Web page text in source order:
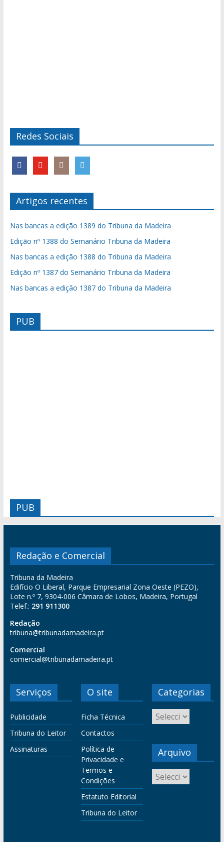
Redes Sociais
Artigos recentes
Nas bancas a edição 1389 do Tribuna da Madeira
Edição nº 1388 do Semanário Tribuna da Madeira
Nas bancas a edição 1388 do Tribuna da Madeira
Edição nº 1387 do Semanário Tribuna da Madeira
Nas bancas a edição 1387 do Tribuna da Madeira
PUB
PUB
Redação e Comercial
Tribuna da Madeira
Edifício O Liberal, Parque Empresarial Zona Oeste (PEZO),
Lote n.º 7, 9304-006 Câmara de Lobos, Madeira, Portugal
Telef.: 291 911300
Redação
tribuna@tribunadamadeira.pt
Comercial
comercial@tribunadamadeira.pt
Serviços
Publicidade
Tribuna do Leitor
Assinaturas
O site
Ficha Técnica
Contactos
Política de
Privacidade e
Termos e
Condições
Estatuto Editorial
Tribuna do Leitor
Categorias
Arquivo